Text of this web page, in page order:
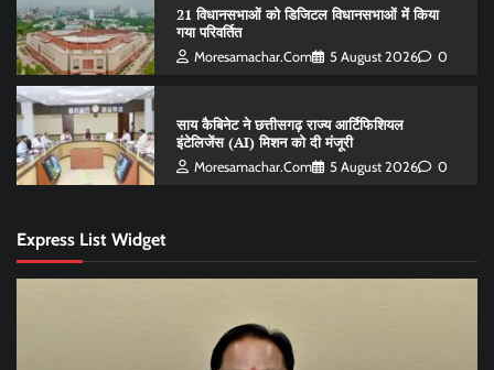
21 विधानसभाओं को डिजिटल विधानसभाओं में किया
गया परिवर्तित
Moresamachar.com 5 August 2026 0
साय कैबिनेट ने छत्तीसगढ़ राज्य आर्टिफिशियल
इंटेलिजेंस (AI) मिशन को दी मंजूरी
Moresamachar.com 5 August 2026 0
Express List Widget